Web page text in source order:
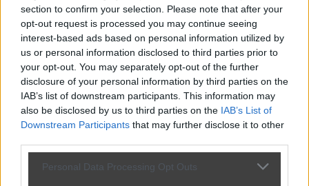
section to confirm your selection. Please note that after your
opt-out request is processed you may continue seeing
interest-based ads based on personal information utilized by
us or personal information disclosed to third parties prior to
your opt-out. You may separately opt-out of the further
disclosure of your personal information by third parties on the
IAB’s list of downstream participants. This information may
also be disclosed by us to third parties on the IAB’s List of
Downstream Participants that may further disclose it to other
Personal Data Processing Opt Outs